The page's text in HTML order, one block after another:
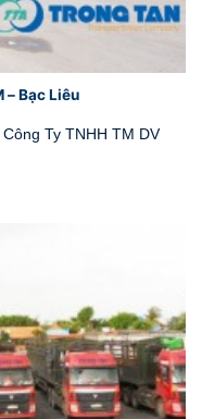
– Bạc Liêu
Ty TNHH TM DV